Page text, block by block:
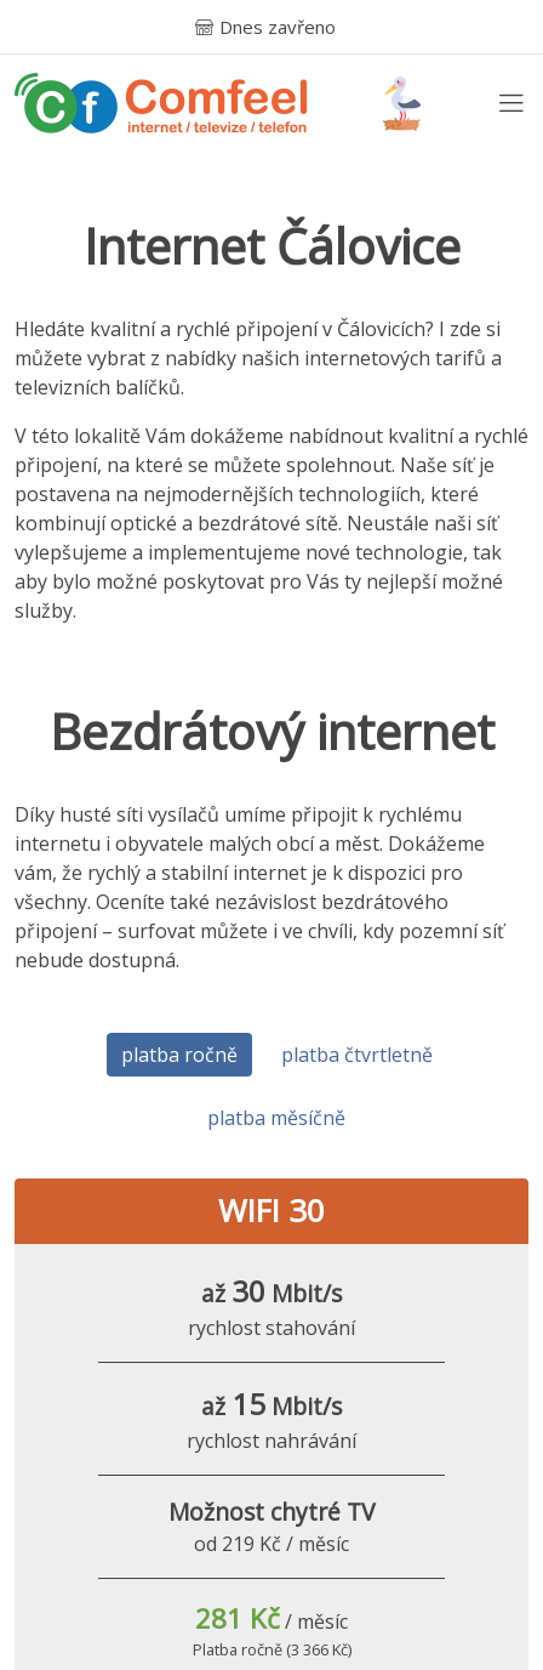
Dnes zavřeno
Internet Čálovice
Hledáte kvalitní a rychlé připojení v Čálovicích? I zde si
můžete vybrat z nabídky našich internetových tarifů a
televizních balíčků.
V této lokalitě Vám dokážeme nabídnout kvalitní a rychlé
připojení, na které se můžete spolehnout. Naše síť je
postavena na nejmodernějších technologiích, které
kombinují optické a bezdrátové sítě. Neustále naši síť
vylepšujeme a implementujeme nové technologie, tak
aby bylo možné poskytovat pro Vás ty nejlepší možné
služby.
Bezdrátový internet
Díky husté síti vysílačů umíme připojit k rychlému
internetu i obyvatele malých obcí a měst. Dokážeme
vám, že rychlý a stabilní internet je k dispozici pro
všechny. Oceníte také nezávislost bezdrátového
připojení – surfovat můžete i ve chvíli, kdy pozemní síť
nebude dostupná.
platba ročně platba čtvrtletně
platba měsíčně
WIFI 30
až 30 Mbit/s
rychlost stahování
až 15 Mbit/s
rychlost nahrávání
Možnost chytré TV
od 219 Kč / měsíc
281 Kč/ měsíc
Platba ročně (3 366 Kč)